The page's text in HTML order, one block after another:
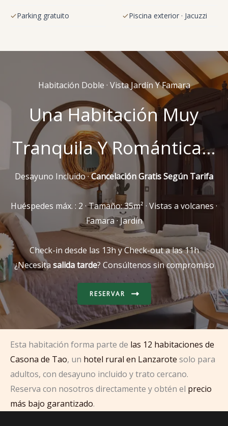
Parking gratuito Piscina exterior · Jacuzzi
Habitación Doble · Vista Jardín Y Famara
Una Habitación Muy
Tranquila Y Romántica…
Desayuno Incluido ·Cancelación Gratis Según Tarifa
Huéspedes máx. : 2 · Tamaño: 35m² · Vistas a volcanes ·
Famara · Jardín
Check-in desde las 13h y Check-out a las 11h
¿Necesita salida tarde? Consúltenos sin compromiso
RESERVAR
Esta habitación forma parte de las 12 habitaciones de
Casona de Tao, un hotel rural en Lanzarote solo para
adultos, con desayuno incluido y trato cercano.
Reserva con nosotros directamente y obtén el precio
más bajo garantizado.